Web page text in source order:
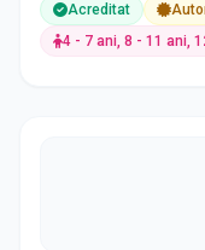
Acreditat
4 - 7 ani, 8 - 11 ani,